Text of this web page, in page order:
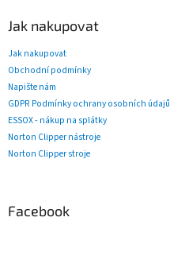
Jak nakupovat
Jak nakupovat
Obchodní podmínky
Napište nám
GDPR Podmínky ochrany osobních údajů
ESSOX - nákup na splátky
Norton Clipper nástroje
Norton Clipper stroje
Facebook